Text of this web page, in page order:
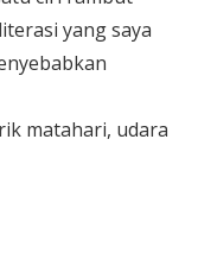
yang saya
matahari, udara